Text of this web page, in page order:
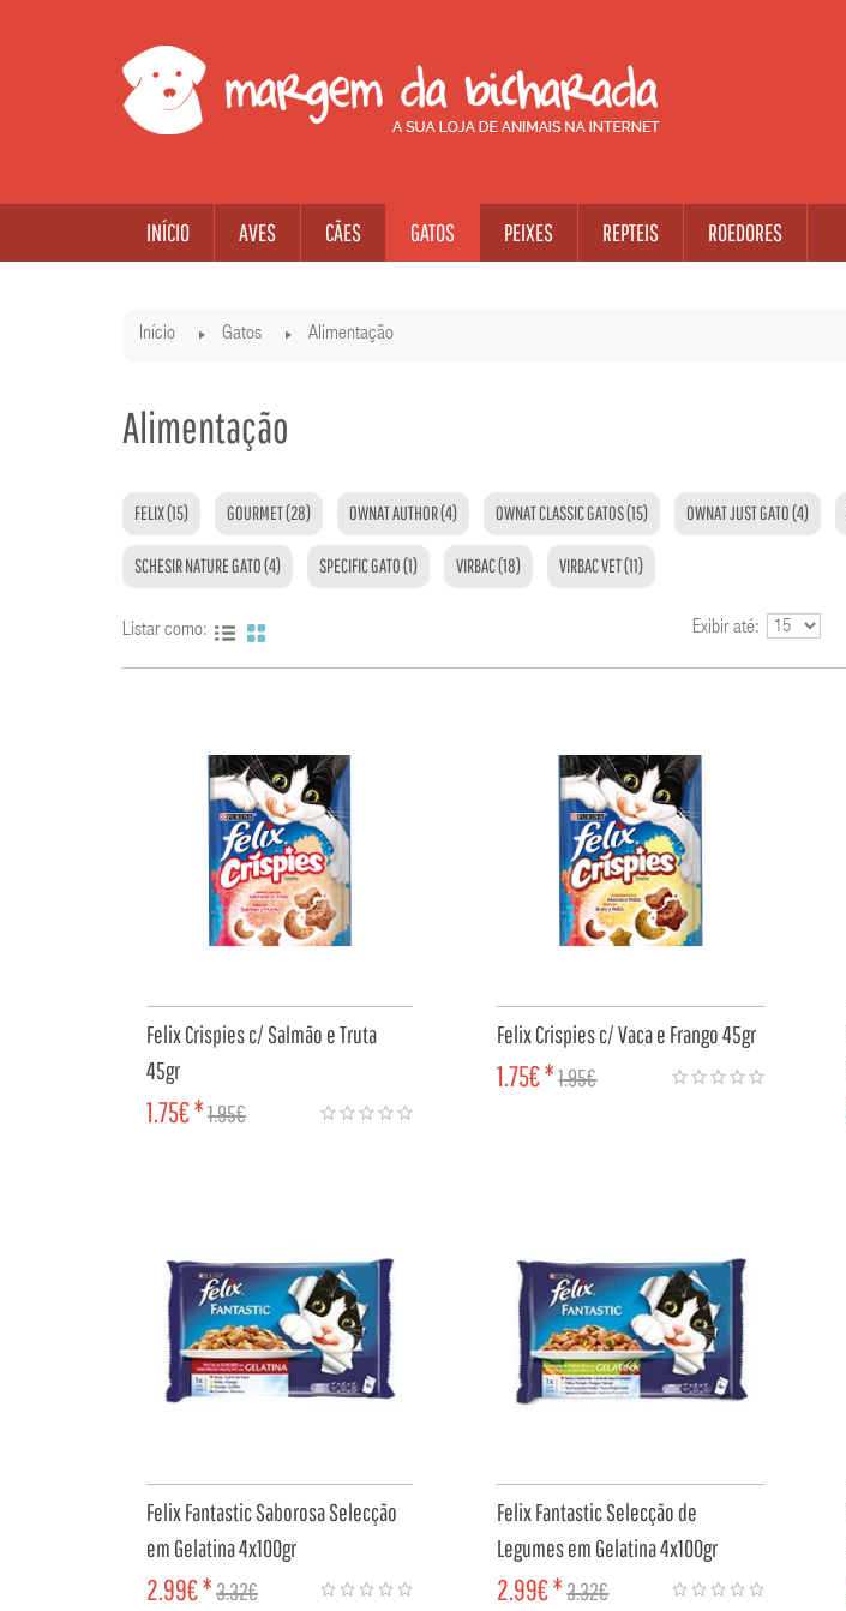
INÍCIO AVES CÃES GATOS PEIXES REPTEIS ROEDORES
Início Gatos Alimentação
Alimentação
FELIX (15) GOURMET (28) OWNAT AUTHOR (4) OWNAT CLASSIC GATOS (15) OWNAT JUST GATO (4)
SCHESIR NATURE GATO (4) SPECIFIC GATO (1) VIRBAC (18) VIRBAC VET (11)
Listar como: Exibir até:
Felix Crispies c/ Salmão e Truta
45gr
1.75€ *1.95€
Felix Crispies c/ Vaca e Frango 45gr
1.75€ *1.95€
Felix Fantastic Saborosa Selecção
em Gelatina 4x100gr
2.99€ *3.32€
Felix Fantastic Selecção de
Legumes em Gelatina 4x100gr
2.99€ *3.32€